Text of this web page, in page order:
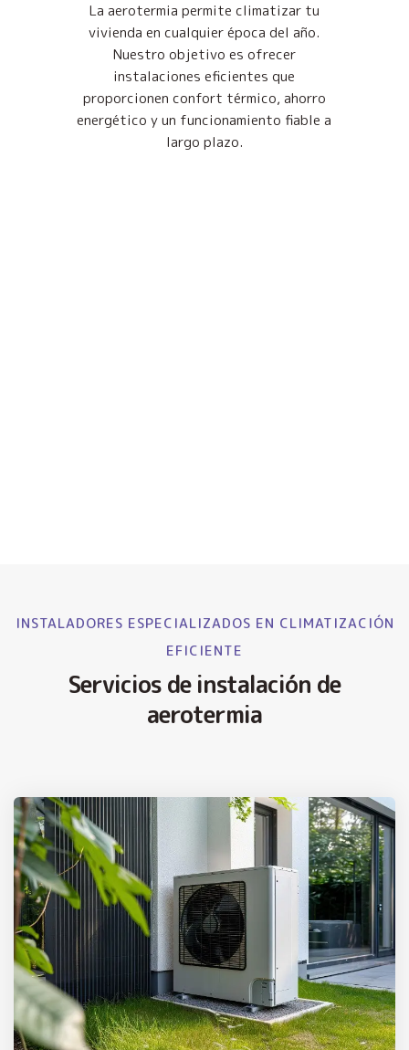
La aerotermia permite climatizar tu
vivienda en cualquier época del año.
Nuestro objetivo es ofrecer
instalaciones eficientes que
proporcionen confort térmico, ahorro
energético y un funcionamiento fiable a
largo plazo.
INSTALADORES ESPECIALIZADOS EN CLIMATIZACIÓN
EFICIENTE
Servicios de instalación de
aerotermia